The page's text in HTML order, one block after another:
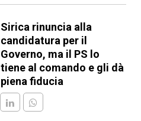
Sirica rinuncia alla
candidatura per il
Governo, ma il PS lo
tiene al comando e gli dà
piena fiducia